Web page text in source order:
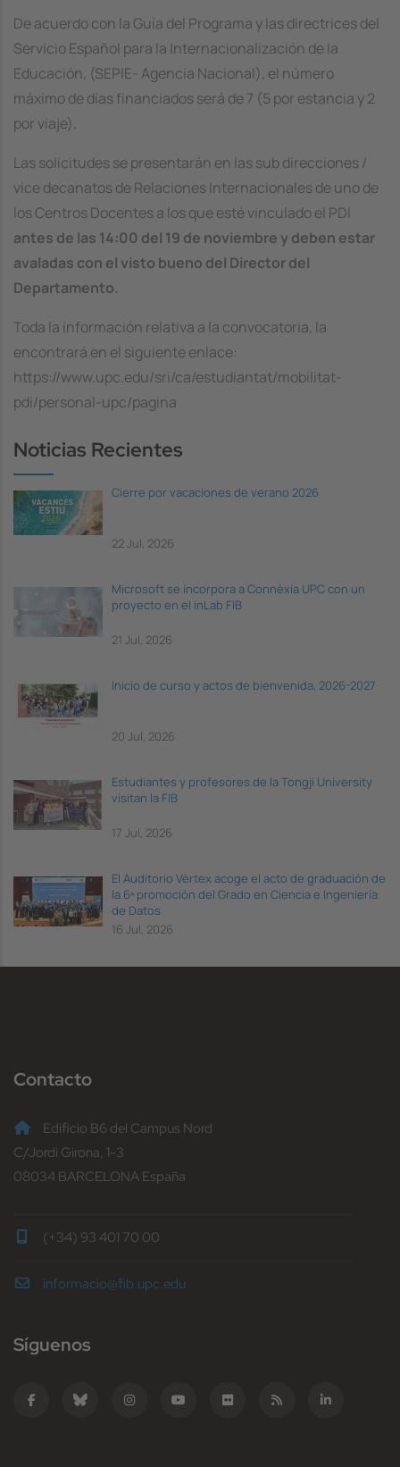
De acuerdo con la Guía del Programa y las directrices del
Servicio Español para la Internacionalización de la
Educación, (SEPIE- Agencia Nacional), el número
máximo de días financiados será de 7 (5 por estancia y 2
por viaje).
Las solicitudes se presentarán en las sub direcciones /
vice decanatos de Relaciones Internacionales de uno de
los Centros Docentes a los que esté vinculado el PDI
antes de las 14:00 del 19 de noviembre y deben estar
avaladas con el visto bueno del Director del
Departamento.
Toda la información relativa a la convocatoria, la
encontrará en el siguiente enlace:
https://www.upc.edu/sri/ca/estudiantat/mobilitat-
pdi/personal-upc/pagina
Noticias Recientes
Cierre por vacaciones de verano 2026
22 Jul, 2026
Microsoft se incorpora a Connèxia UPC con un
proyecto en el inLab FIB
21 Jul, 2026
Inicio de curso y actos de bienvenida, 2026-2027
20 Jul, 2026
Estudiantes y profesores de la Tongji University
visitan la FIB
17 Jul, 2026
El Auditorio Vèrtex acoge el acto de graduación de
la 6ª promoción del Grado en Ciencia e Ingeniería
de Datos
16 Jul, 2026
Contacto
Edificio B6 del Campus Nord
C/Jordi Girona, 1-3
08034 BARCELONA España
(+34) 93 401 70 00
informacio@fib.upc.edu
Síguenos